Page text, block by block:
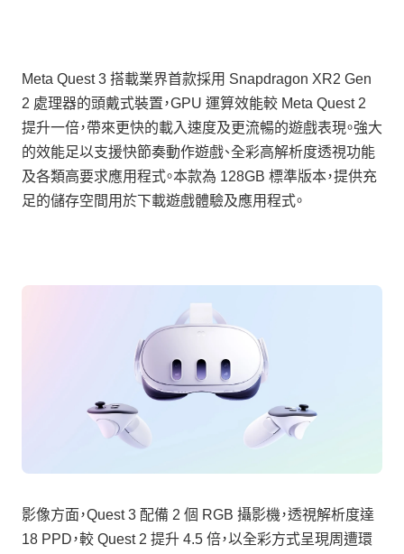
Meta Quest 3 搭載業界首款採用 Snapdragon XR2 Gen
2 處理器的頭戴式裝置，GPU 運算效能較 Meta Quest 2
提升一倍，帶來更快的載入速度及更流暢的遊戲表現。強大
的效能足以支援快節奏動作遊戲、全彩高解析度透視功能
及各類高要求應用程式。本款為 128GB 標準版本，提供充
足的儲存空間用於下載遊戲體驗及應用程式。
影像方面，Quest 3 配備 2 個 RGB 攝影機，透視解析度達
18 PPD，較 Quest 2 提升 4.5 倍，以全彩方式呈現周遭環